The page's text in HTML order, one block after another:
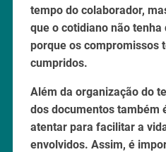
tempo do colaborador,
que o cotidiano não tenha
porque os compromissos
cumpridos.
Além da organização do
dos documentos também
atentar para facilitar a
envolvidos. Assim, é